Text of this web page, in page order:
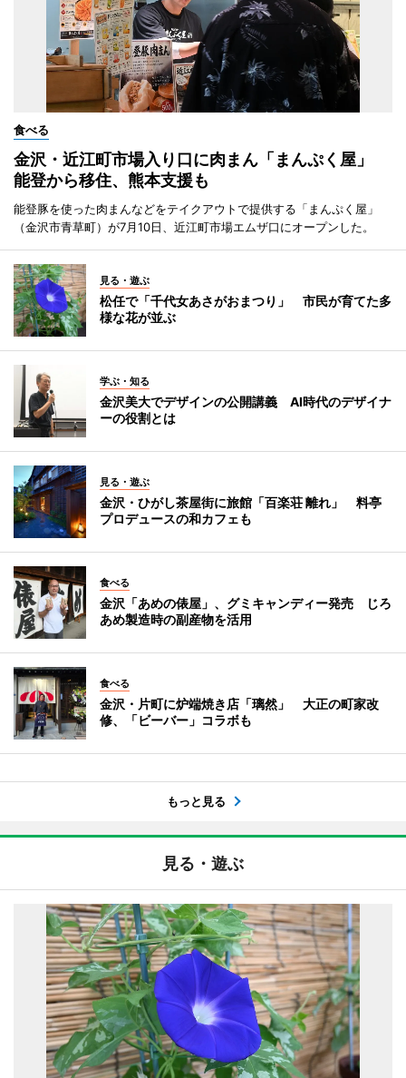
食べる
金沢・近江町市場入り口に肉まん「まんぷく屋」
能登から移住、熊本支援も
能登豚を使った肉まんなどをテイクアウトで提供する「まんぷく屋」
（金沢市青草町）が7月10日、近江町市場エムザ口にオープンした。
見る・遊ぶ
松任で「千代女あさがおまつり」 市民が育てた多
様な花が並ぶ
学ぶ・知る
金沢美大でデザインの公開講義 AI時代のデザイナ
ーの役割とは
見る・遊ぶ
金沢・ひがし茶屋街に旅館「百楽荘 離れ」 料亭
プロデュースの和カフェも
食べる
金沢「あめの俵屋」、グミキャンディー発売 じろ
あめ製造時の副産物を活用
食べる
金沢・片町に炉端焼き店「璃然」 大正の町家改
修、「ビーバー」コラボも
もっと見る
見る・遊ぶ